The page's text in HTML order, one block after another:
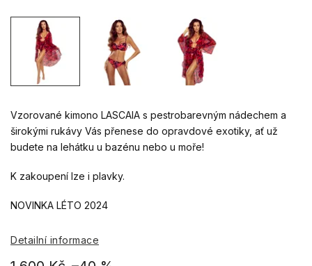
Vzorované kimono LASCAIA s pestrobarevným nádechem a
širokými rukávy Vás přenese do opravdové exotiky, ať už
budete na lehátku u bazénu nebo u moře!
K zakoupení lze i plavky.
NOVINKA LÉTO 2024
Detailní informace